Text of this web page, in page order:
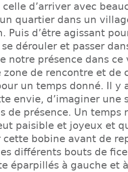
d’arriver avec
quartier dans un
Puis d’être agissant
dérouler et passer
notre présence dans ce
de rencontre et de
un temps donné. Il y
envie, d’imaginer une
de présence. Un temps
paisible et joyeux et
cette bobine avant de
différents bouts de
éparpillés à gauche et